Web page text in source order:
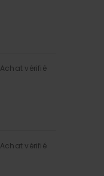
Achat vérifié
Achat vérifié